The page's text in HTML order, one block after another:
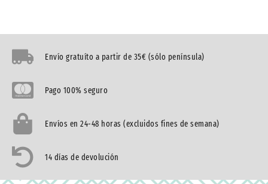
Envío gratuíto a partir de 35€ (sólo península)
Pago 100% seguro
Envíos en 24-48 horas (excluidos fines de semana)
14 días de devolución